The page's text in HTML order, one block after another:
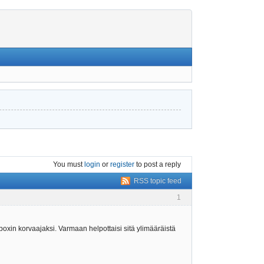
You must login or register to post a reply
RSS topic feed
1
korvaajaksi. Varmaan helpottaisi sitä ylimääräistä